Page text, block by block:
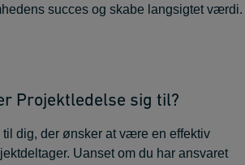
succes og skabe langsigtet værdi.
Projektledelse sig til?
til dig, der ønsker at være en effektiv
Uanset om du har ansvaret